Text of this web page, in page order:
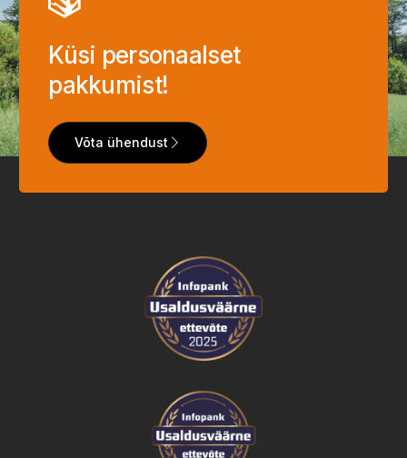
Küsi personaalset
pakkumist!
Võta ühendust